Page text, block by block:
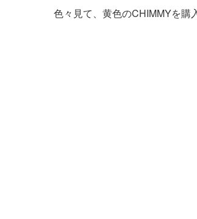
色々見て、黄色のCHIMMYを購